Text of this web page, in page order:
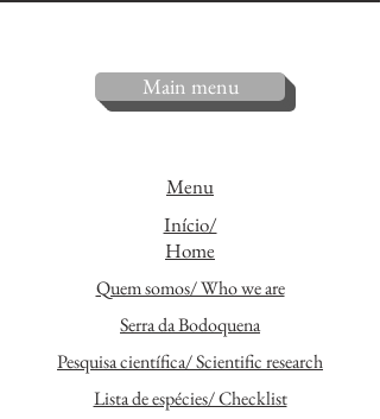
Main menu
Menu
Início/
Home
Quem somos/ Who we are
Serra da Bodoquena
Pesquisa científica/ Scientific research
Lista de espécies/ Checklist